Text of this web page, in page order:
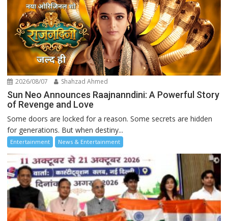
2026/08/07 Shahzad Ahmed
Sun Neo Announces Raajnanndini: A Powerful Story
of Revenge and Love
Some doors are locked for a reason. Some secrets are hidden
for generations. But when destiny...
Entertainment News & Entertainment